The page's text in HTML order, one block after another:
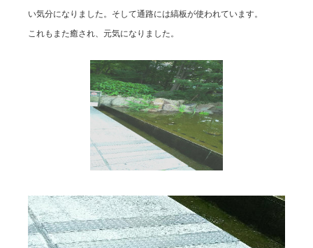
い気分になりました。そして通路には縞板が使われています。
これもまた癒され、元気になりました。